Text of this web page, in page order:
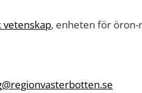
, enheten för öron-